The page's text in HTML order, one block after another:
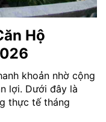
Hộ
khoản nhờ cộng
lợi. Dưới đây là
thực tế tháng